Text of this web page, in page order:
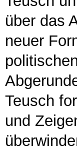
über das
neuer
Teusch
und